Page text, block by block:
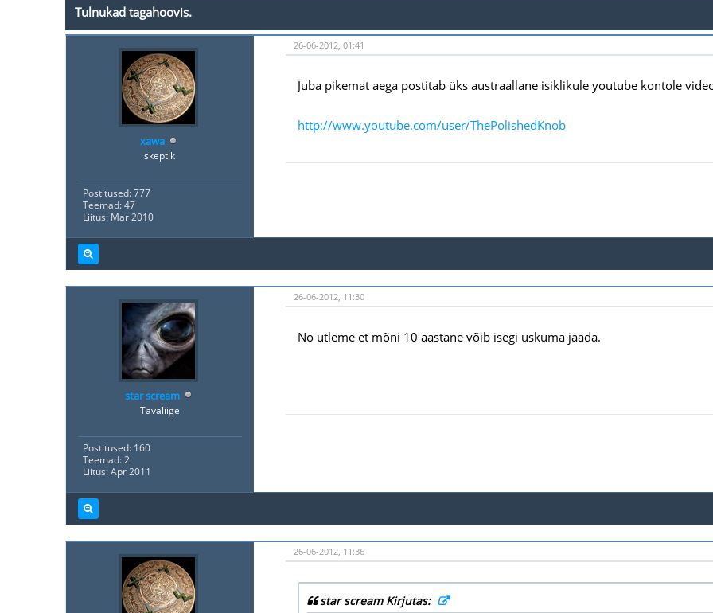
Tulnukad tagahoovis.
xawa
skeptik
Postitused: 777
Teemad: 47
Liitus: Mar 2010
26-06-2012, 01:41
Juba pikemat aega postitab üks austraallane isiklikule youtube kontole
http://www.youtube.com/user/ThePolishedKnob
star scream
Tavaliige
Postitused: 160
Teemad: 2
Liitus: Apr 2011
26-06-2012, 11:30
No ütleme et mõni 10 aastane võib isegi uskuma jääda.
26-06-2012, 11:36
star scream Kirjutas: